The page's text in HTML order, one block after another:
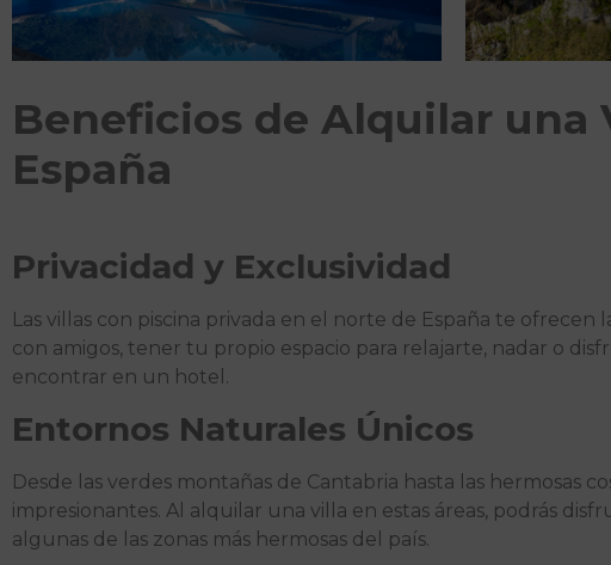
Beneficios de Alquilar una
España
Privacidad y Exclusividad
Las villas con piscina privada en el norte de España te
con amigos, tener tu propio espacio para relajarte, nadar o
encontrar en un hotel.
Entornos Naturales Únicos
Desde las verdes montañas de Cantabria hasta las hermosas
impresionantes. Al alquilar una villa en estas áreas, podrás
algunas de las zonas más hermosas del país.